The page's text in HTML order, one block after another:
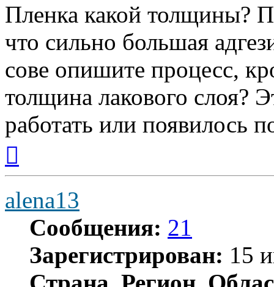
Пленка какой толщины?
что сильно большая
сове опишите процесс,
толщина лакового слоя?
работать или появилось
началу
alena13
Сообщения: 21
Зарегистрирован: 15